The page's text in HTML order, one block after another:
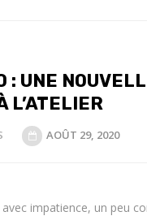
: UNE
L’ATELIER
AOÛT 29, 2020
avec impatience, un peu